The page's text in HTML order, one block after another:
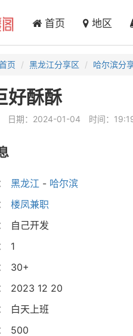
首页 地区
页 黑龙江分享区 哈尔滨分
好酥酥
日期：2024-01-04 时间：
黑龙江 - 哈尔滨
楼凤兼职
自己开发
1
30+
2023 12 20
白天上班
500